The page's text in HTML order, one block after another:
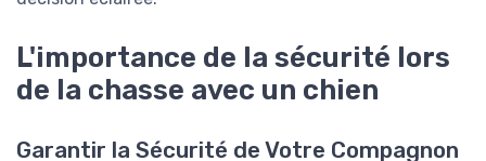
L'importance de la sécurité lors
de la chasse avec un chien
Garantir la Sécurité de Votre Compagnon